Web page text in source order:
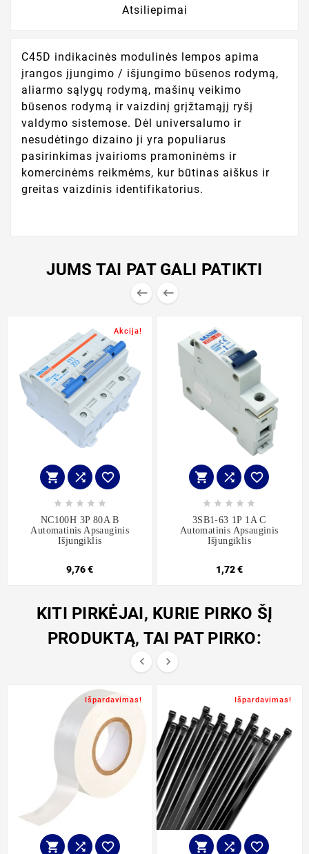
Atsiliepimai
C45D indikacinės modulinės lempos apima
įrangos įjungimo / išjungimo būsenos rodymą,
aliarmo sąlygų rodymą, mašinų veikimo
būsenos rodymą ir vaizdinį grįžtamąjį ryšį
valdymo sistemose. Dėl universalumo ir
nesudėtingo dizaino ji yra populiarus
pasirinkimas įvairioms pramoninėms ir
komercinėms reikmėms, kur būtinas aiškus ir
greitas vaizdinis identifikatorius.
JUMS TAI PAT GALI PATIKTI
 
Akcija!
  
    
NC100H 3P 80A B
Automatinis Apsauginis
Išjungiklis
9,76 €
  
    
3SB1-63 1P 1A C
Automatinis Apsauginis
Išjungiklis
1,72 €
KITI PIRKĖJAI, KURIE PIRKO ŠĮ
PRODUKTĄ, TAI PAT PIRKO:
 
Išpardavimas!
  
Išpardavimas!
  